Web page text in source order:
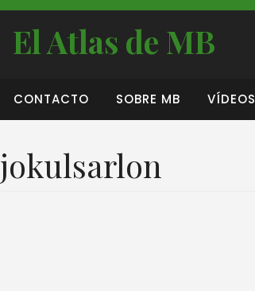
El Atlas de MB
CONTACTO SOBRE MB VÍDEOS
jokulsarlon